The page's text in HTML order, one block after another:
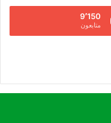
9٬150
متابعون